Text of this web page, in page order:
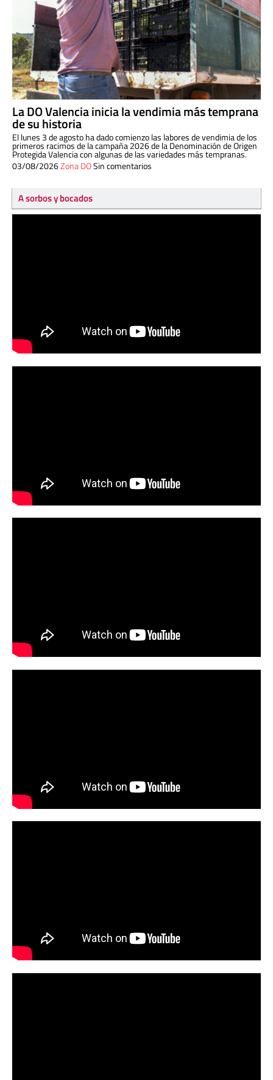
La DO Valencia inicia la vendimia más temprana
de su historia
El lunes 3 de agosto ha dado comienzo las labores de vendimia de los
primeros racimos de la campaña 2026 de la Denominación de Origen
Protegida Valencia con algunas de las variedades más tempranas.
03/08/2026Zona DOSin comentarios
A sorbos y bocados